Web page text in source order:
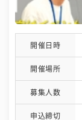
開催日時
開催場所
募集人数
申込締切